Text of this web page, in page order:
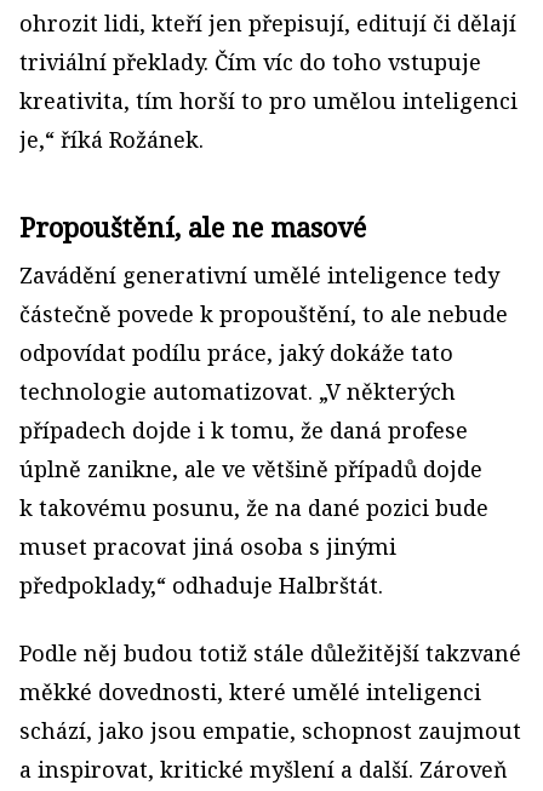
ohrozit lidi, kteří jen přepisují, editují či dělají
triviální překlady. Čím víc do toho vstupuje
kreativita, tím horší to pro umělou inteligenci
je,“ říká Rožánek.
Propouštění, ale ne masové
Zavádění generativní umělé inteligence tedy
částečně povede k propouštění, to ale nebude
odpovídat podílu práce, jaký dokáže tato
technologie automatizovat. „V některých
případech dojde i k tomu, že daná profese
úplně zanikne, ale ve většině případů dojde
k takovému posunu, že na dané pozici bude
muset pracovat jiná osoba s jinými
předpoklady,“ odhaduje Halbrštát.
Podle něj budou totiž stále důležitější takzvané
měkké dovednosti, které umělé inteligenci
schází, jako jsou empatie, schopnost zaujmout
a inspirovat, kritické myšlení a další. Zároveň